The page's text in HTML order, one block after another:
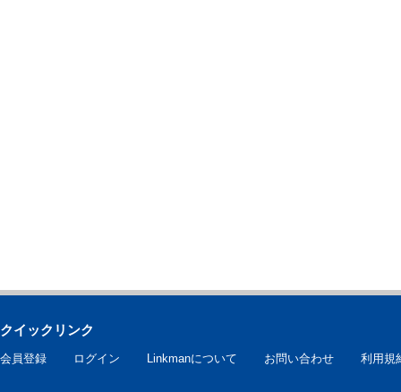
クイックリンク
会員登録 ログイン Linkmanについて お問い合わせ 利用規